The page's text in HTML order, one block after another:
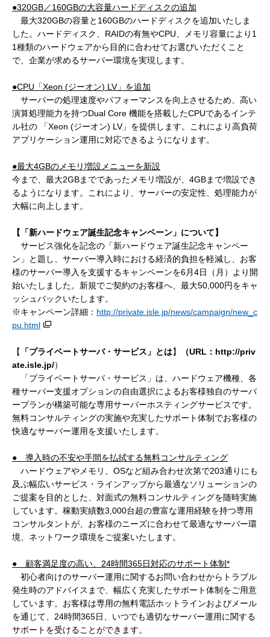
●320GB／160GBの大容量ハードディスクの追加
最大320GBの容量と160GBのハードディスクを追加いたしま
した。ハードディスク、RAIDの有無やCPU、メモリ容量により1
1種類のハードウェアから目的に合わせてお選びいただくこと
で、企業が求めるサーバー環境を実現します。
●CPU 「Xeon (ジーオン) LV」を追加
サーバーの処理速度やパフォーマンスを向上させるため、高い
演算処理能力を持つDual Core 機能を搭載したCPUであるインテ
ル社の 「Xeon (ジーオン) LV」を提供します。これにより高負荷
アプリケーション運用に対応できるようになります。
●最大4GBのメモリ増設メニューを新設
今まで、最大2GBまでであったメモリ増設が、4GBまで増設でき
るようになります。これにより、サーバーの安定性、処理能力が
大幅に向上します。
【「新ハードウェア誕生記念キャンペーン」について】
サービス強化を記念の「新ハードウェア誕生記念キャンペー
ン」と題し、サーバー導入時における経済的負担を軽減し、お客
様のサーバー導入を支援するキャンペーンを6月4日（月）より開
始いたしました。新規でご契約のお客様へ、最大50,000円をキャ
ッシュバックいたします。
※キャンペーン詳細： http://private.isle.jp/news/campaign/new_c
pu.html
【 「プライベートサーバ・サービス」 とは】 （URL ： http://priv
ate.isle.jp/）
「プライベートサーバ・サービス」は、ハードウェア機種、各
種サーバー支援オプションの自由選択によるお客様独自のサーバ
ープランが構築可能な専用サーバーホスティングサービスです。
無料コンサルティングの実施や充実したサポート体制でお客様の
快適なサーバー運用を支援いたします。
● 導入時の不安や手間を払拭する無料コンサルティング
ハードウェアやメモリ、OSなど組み合わせ次第で203通りにも
及ぶ幅広いサービス・ラインアップから最適なソリューションの
ご提案を目的とした、対面式の無料コンサルティングを随時実施
しています。稼動実績数3,000台超の豊富な運用経験を持つ専用
コンサルタントが、お客様のニーズに合わせて最適なサーバー環
境、ネットワーク環境をご提案いたします。
● 顧客満足度の高い、 24時間365日対応のサポート体制*
初心者向けのサーバー運用に関するお問い合わせからトラブル
発生時のアドバイスまで、幅広く充実したサポート体制をご用意
しています。お客様は専用の無料電話ホットラインおよびメール
を通じて、24時間365日、いつでも適切なサーバー運用に関する
サポートを受けることができます。